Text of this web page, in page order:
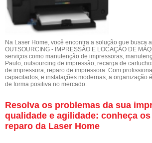
Na Laser Home, você encontra a solução que busca
OUTSOURCING - IMPRESSÃO E LOCAÇÃO DE
serviços como manutenção de impressoras,
Paulo, outsourcing de impressão, recarga de
de impressora, reparo de impressora. Com
capacitados, e instalações modernas, a organização
de forma positiva no mercado.
Resolva os problemas da sua
qualidade e agilidade: conheça
reparo da Laser Home